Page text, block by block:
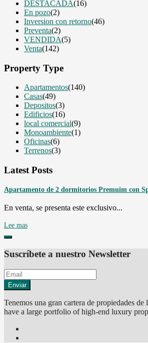
DESTACADA(16)
En pozo(2)
Inversion con retorno(46)
Preventa(2)
VENDIDA(5)
Venta(142)
Property Type
Apartamentos(140)
Casas(49)
Depositos(3)
Edificios(16)
local comercial(9)
Monoambiente(1)
Oficinas(6)
Terrenos(3)
Latest Posts
Apartamento de 2 dormitorios Premuim con
En venta, se presenta este exclusivo...
Lee mas
Suscríbete a nuestro Newsletter
Enviar
Tenemos una gran cartera de propiedades
have a large portfolio of high-end luxury